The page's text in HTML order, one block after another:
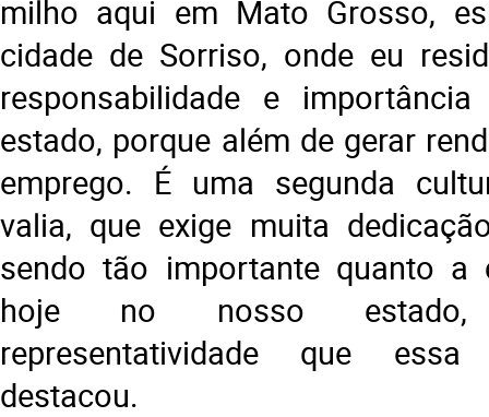
milho aqui em Mato Grosso,
cidade de Sorriso, onde eu
responsabilidade e
estado, porque além de gerar
emprego. É uma segunda
valia, que exige muita
sendo tão importante quanto a
hoje no nosso
representatividade que
destacou.